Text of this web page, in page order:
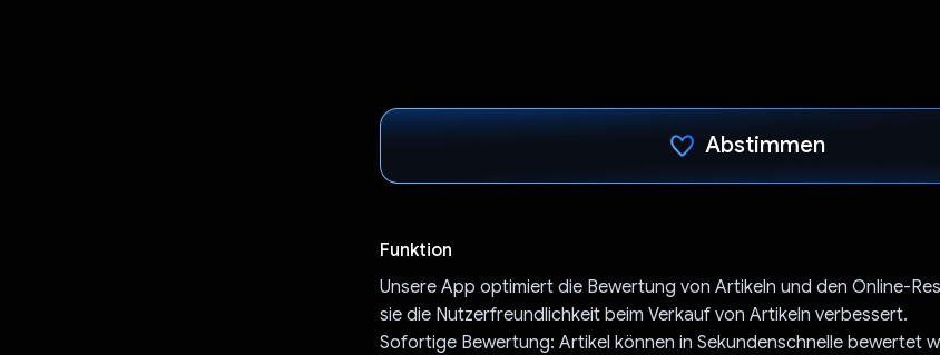
Abstimmen
Funktion
Unsere App optimiert die Bewertung von Artikeln und den Online-
sie die Nutzerfreundlichkeit beim Verkauf von Artikeln verbessert.
Sofortige Bewertung: Artikel können in Sekundenschnelle bewertet